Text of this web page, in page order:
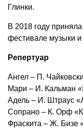
Глинки.
В 2018 году
фестивале музыки и
Репертуар
Ангел – П.
Мари – И. Кальман
Адель – И. Штраус
Сопрано – К. Орф
Фраскита – Ж. Бизе